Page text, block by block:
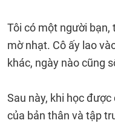
Tôi có một người
mờ nhạt. Cô ấy lao
khác, ngày nào cũng
Sau này, khi học
của bản thân và tập